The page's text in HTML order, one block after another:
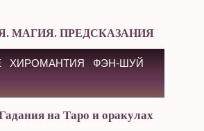
МАГИЯ. ПРЕДСКАЗАНИЯ
ХИРОМАНТИЯ
ФЭН-ШУЙ
на Таро и оракулах